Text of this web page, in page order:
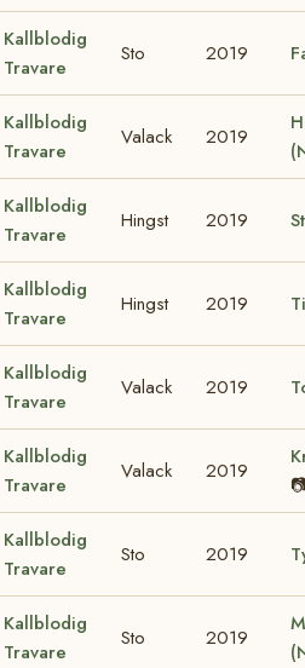
Kallblodig
Travare
Sto 2019
Kallblodig
Travare
Valack 2019
Kallblodig
Travare
Hingst 2019
Kallblodig
Travare
Hingst 2019
Kallblodig
Travare
Valack 2019
Kallblodig
Travare
Valack 2019
Kallblodig
Travare
Sto 2019
Kallblodig
Travare
Sto 2019